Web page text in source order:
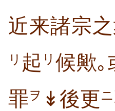
近来諸宗
リ 起 リ 候歟
罪ヲ ↡後更ニ